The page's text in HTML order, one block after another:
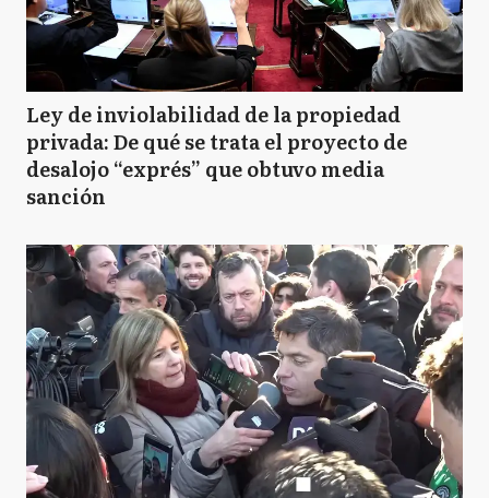
Ley de inviolabilidad de la propiedad
privada: De qué se trata el proyecto de
desalojo “exprés” que obtuvo media
sanción